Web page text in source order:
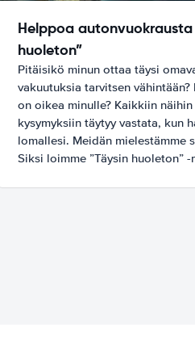
Helppoa autonvuokrausta
huoleton”
Pitäisikö minun ottaa täysi
vakuutuksia tarvitsen
on oikea minulle? Kaikkiin
kysymyksiin täytyy vastata, kun
lomallesi. Meidän mielestämme
Siksi loimme ”Täysin huoleton” -